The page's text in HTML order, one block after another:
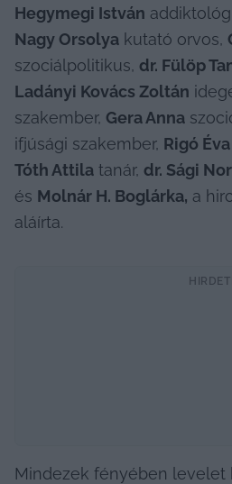
Hegymegi István
Nagy Orsolya kutató orvos,
szociálpolitikus, dr. Fülöp
Ladányi Kovács Zoltán
szakember, Gera Anna
ifjúsági szakember, Rigó Éva
Tóth Attila tanár, dr. Sági
és Molnár H. Boglárka, a
aláírta.
Mindezek fényében levelet